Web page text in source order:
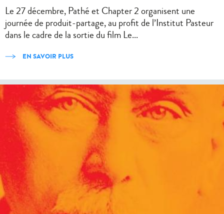
Le 27 décembre, Pathé et Chapter 2 organisent une
journée de produit-partage, au profit de l’Institut Pasteur
dans le cadre de la sortie du film Le...
EN SAVOIR PLUS